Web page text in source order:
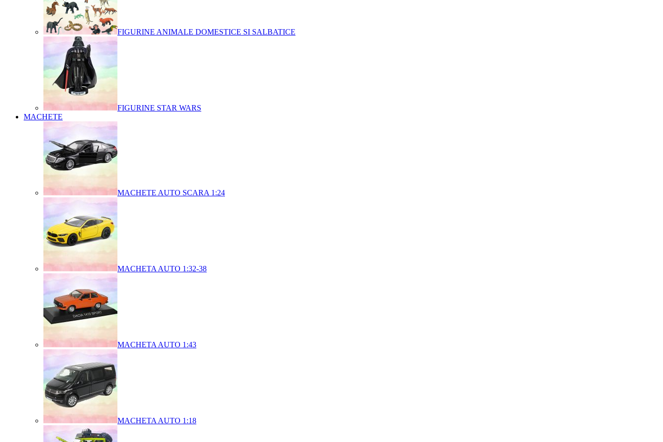
FIGURINE ANIMALE DOMESTICE SI SALBATICE
FIGURINE STAR WARS
MACHETE
MACHETE AUTO SCARA 1:24
MACHETA AUTO 1:32-38
MACHETA AUTO 1:43
MACHETA AUTO 1:18